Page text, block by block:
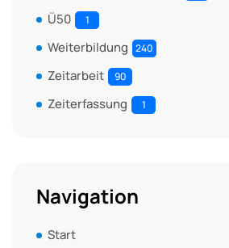
Ü50 1
Weiterbildung 240
Zeitarbeit 90
Zeiterfassung 1
Navigation
Start